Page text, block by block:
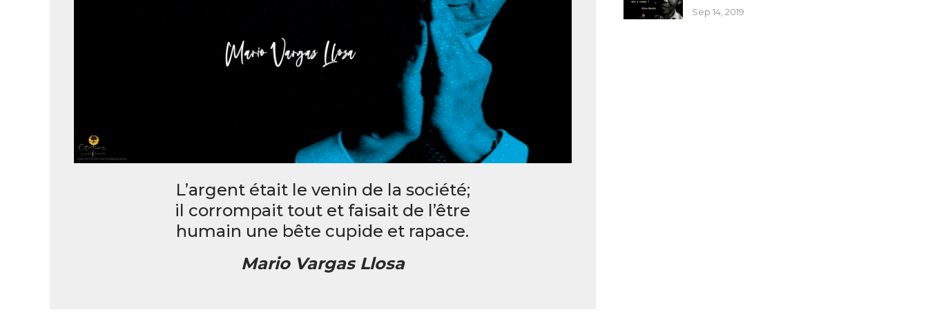
L’argent était le venin de la société;
il corrompait tout et faisait de l’être
humain une bête cupide et rapace.
Mario Vargas Llosa
Sep 14, 2019